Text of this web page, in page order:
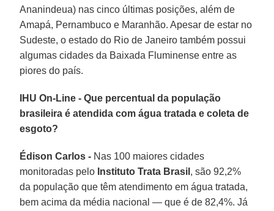
Ananindeua) nas cinco últimas posições, além de
Amapá, Pernambuco e Maranhão. Apesar de estar no
Sudeste, o estado do Rio de Janeiro também possui
algumas cidades da Baixada Fluminense entre as
piores do país.
IHU On-Line - Que percentual da população
brasileira é atendida com água tratada e coleta de
esgoto?
Édison Carlos - Nas 100 maiores cidades
monitoradas pelo Instituto Trata Brasil , são 92,2%
da população que têm atendimento em água tratada,
bem acima da média nacional — que é de 82,4%. Já